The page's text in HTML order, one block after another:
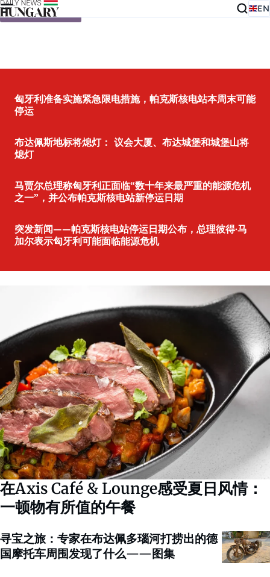
Skip to content EN
匈牙利准备实施紧急限电措施，帕克斯核电站本周末可能
停运
布达佩斯地标将熄灯： 议会大厦、布达城堡和城堡山将
熄灯
马贾尔总理称匈牙利正面临“数十年来最严重的能源危机
之一”，并公布帕克斯核电站新停运日期
突发新闻——帕克斯核电站停运日期公布，总理彼得·马
加尔表示匈牙利可能面临能源危机
在Axis Café & Lounge感受夏日风情：
一顿物有所值的午餐
寻宝之旅：专家在布达佩多瑙河打捞出的德
国摩托车周围发现了什么——图集